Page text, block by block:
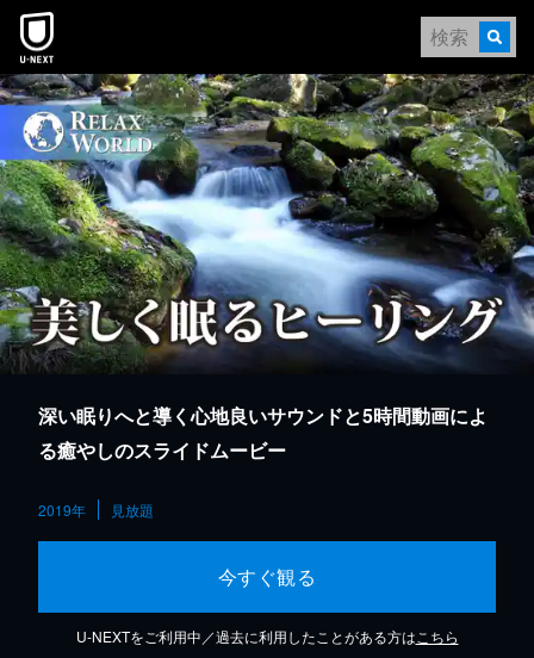
本文へスキップ
深い眠りへと導く心地良いサウンドと5時間動画によ
る癒やしのスライドムービー
2019年 見放題
今すぐ観る
U-NEXTをご利用中／過去に利用したことがある方は こちら